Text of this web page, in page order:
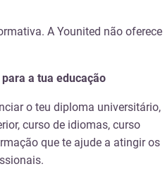
A Younited não oferece
a tua educação
o teu diploma universitário,
curso de idiomas, curso
que te ajude a atingir os